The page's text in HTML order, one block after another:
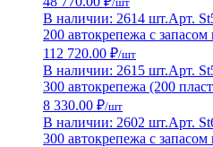
В наличии: 2614 шт.Арт.
200 автокрепежа с
112 720.00 ₽/шт
В наличии: 2615 шт.Арт.
300 автокрепежа (200
8 330.00 ₽/шт
В наличии: 2602 шт.Арт.
300 автокрепежа с